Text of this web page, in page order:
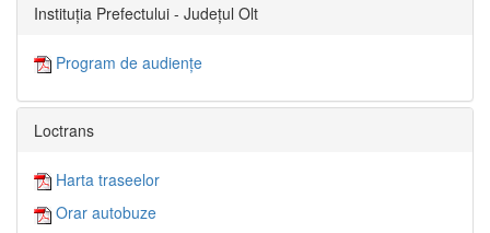
Instituția Prefectului - Județul Olt
Program de audiențe
Loctrans
Harta traseelor
Orar autobuze